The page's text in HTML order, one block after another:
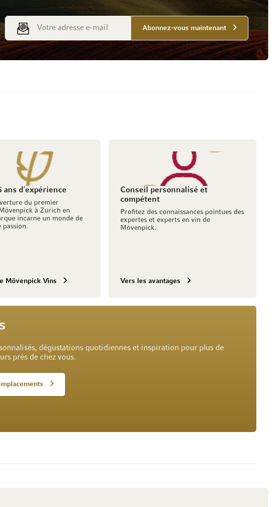
Adresse e-mail
Abonnez-vous maintenant
ans d'expérience
du premier
à Zurich en
incarne un monde de
passion.
Mövenpick Vins
Conseil personnalisé et
compétent
Profitez des connaissances pointues des
expertes et experts en vin de
Mövenpick.
Vers les avantages
dégustations quotidiennes et inspiration pour plus de
près de chez vous.